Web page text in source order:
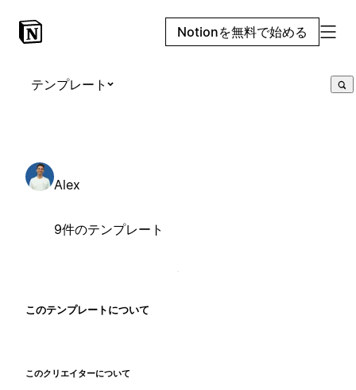
Notionを無料で始める
テンプレート
Alex
9件のテンプレート
このテンプレートについて
このクリエイターについて